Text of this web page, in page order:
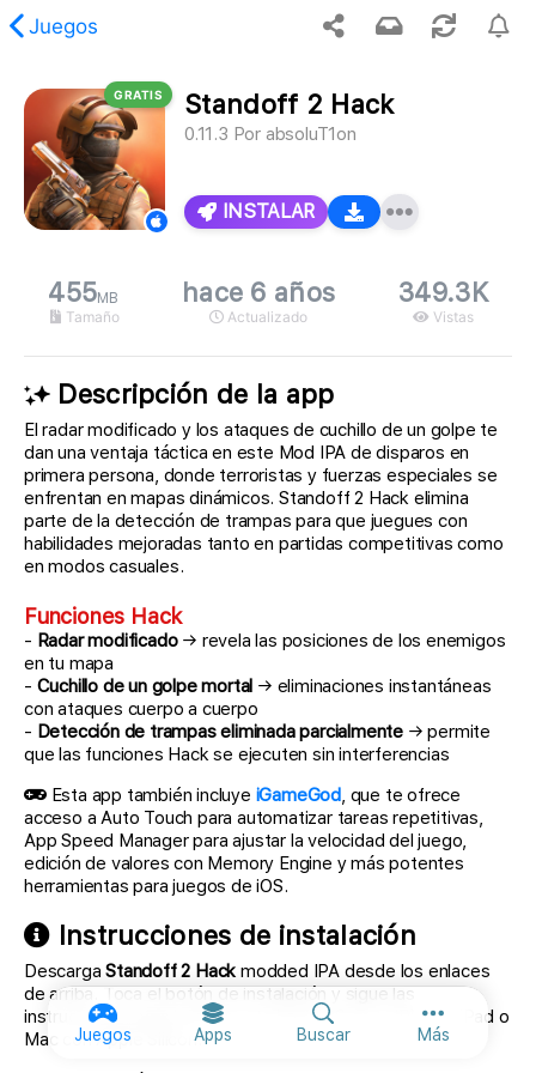
Juegos
Juegos Apps Buscar MásMás
no se encontró el contenido solicitado.
GRATIS Standoff 2 Hack
0.11.3 Por absoluT1on
INSTALAR
455MB
Tamaño
hace 6 años
Actualizado
349.3K
Vistas
Descripción de la app
El radar modificado y los ataques de cuchillo de un golpe te
dan una ventaja táctica en este Mod IPA de disparos en
primera persona, donde terroristas y fuerzas especiales se
enfrentan en mapas dinámicos. Standoff 2 Hack elimina
parte de la detección de trampas para que juegues con
habilidades mejoradas tanto en partidas competitivas como
en modos casuales.
Funciones Hack
- Radar modificado→ revela las posiciones de los enemigos
en tu mapa
- Cuchillo de un golpe mortal → eliminaciones instantáneas
con ataques cuerpo a cuerpo
- Detección de trampas eliminada parcialmente → permite
que las funciones Hack se ejecuten sin interferencias
Esta app también incluye iGameGod, que te ofrece
acceso a Auto Touch para automatizar tareas repetitivas,
App Speed Manager para ajustar la velocidad del juego,
edición de valores con Memory Engine y más potentes
herramientas para juegos de iOS.
Instrucciones de instalación
DescargaStandoff 2 Hackmodded IPA desde los enlaces
de arriba. Toca el botón de instalación y sigue las
instrucciones para instalar este hack iOS en tu iPhone, iPad o
Mac con Apple Silicon.